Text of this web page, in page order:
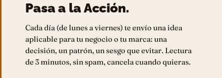
Pasa a la Acción.
Cada día (de lunes a viernes) te envío una idea
aplicable para tu negocio o tu marca: una
decisión, un patrón, un sesgo que evitar. Lectura
de 3 minutos, sin spam, cancela cuando quieras.